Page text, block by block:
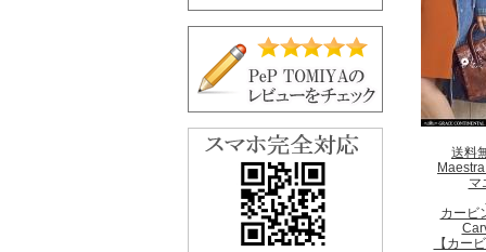
送料
マ
カービ
【カー